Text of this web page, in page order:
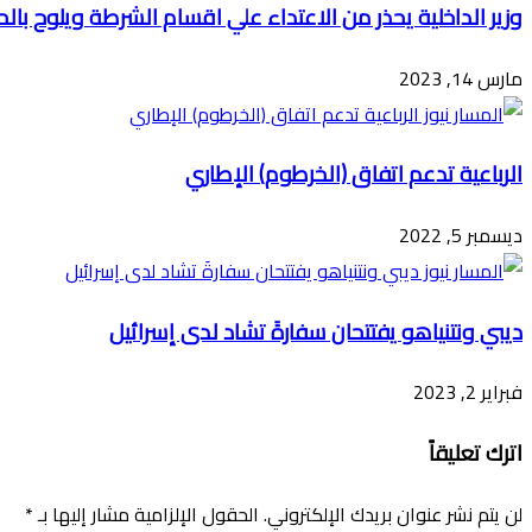
وزير الداخلية يحذر من الاعتداء علي اقسام الشرطة ويلوح
مارس 14, 2023
الرباعية تدعم اتفاق (الخرطوم) الإطاري
ديسمبر 5, 2022
ديبي ونتنياهو يفتتحان سفارةَ تشاد لدى إسرائيل
فبراير 2, 2023
اترك تعليقاً
لن يتم نشر عنوان بريدك الإلكتروني. الحقول الإلزامية مشار إليها بـ*